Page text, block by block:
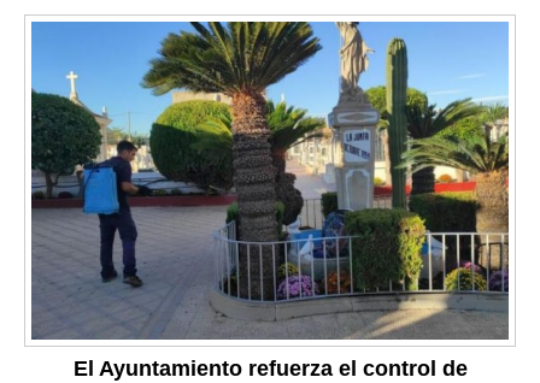
El Ayuntamiento refuerza el control de